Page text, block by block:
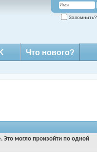
Запомнить?
Что нового?
Это могло произойти по одной